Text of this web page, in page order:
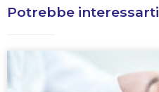
Potrebbe interessarti